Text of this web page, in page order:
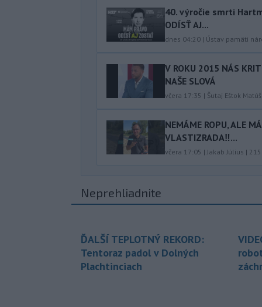
40.⁠ ⁠výročie smrti
ODÍSŤ AJ...
dnes 04:20 | Ústav pamäti
V ROKU 2015 NÁS
NAŠE SLOVÁ
včera 17:35 | Šutaj Eštok Matúš
NEMÁME ROPU, ALE
VLASTIZRADA‼️...
včera 17:05 |Jakab Július |
Neprehliadnite
ĎALŠÍ TEPLOTNÝ REKORD:
Tentoraz padol v Dolných
Plachtinciach